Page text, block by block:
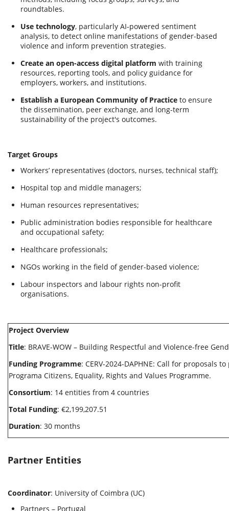
roundtables.
Use technology, particularly AI-powered sentiment
analysis, to detect online manifestations of gender-based
violence and inform prevention strategies.
Create an open-access digital platform with training
resources, reporting tools, and policy guidance for
employers, workers, and institutions.
Establish a European Community of Practice to ensure
the dissemination, peer exchange, and long-term
sustainability of the project's outcomes.
Target Groups
Workers’ representatives (doctors, nurses, technical staff);
Hospital top and middle managers;
Human resources representatives;
Public administration bodies responsible for healthcare
and occupational safety;
Healthcare professionals;
NGOs working in the field of gender-based violence;
Labour inspectors and labour rights non-profit
organisations.
Project Overview
Title: BRAVE-WOW – Building Respectful and Violence-free
Funding Programme: CERV-2024-DAPHNE: Call for
Programa Citizens, Equality, Rights and Values Programme.
Consortium: 14 entities from 4 countries
Total Funding: €2,199,207.51
Duration: 30 months
Partner Entities
Coordinator: University of Coimbra (UC)
Partners – Portugal